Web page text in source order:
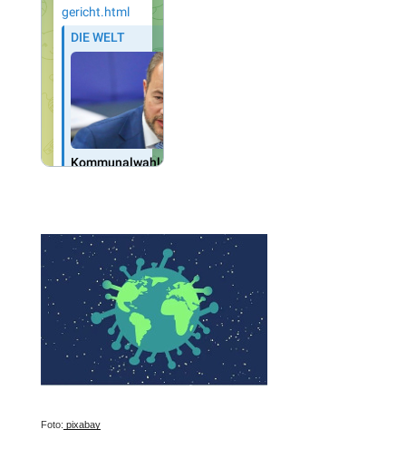
Foto: pixabay